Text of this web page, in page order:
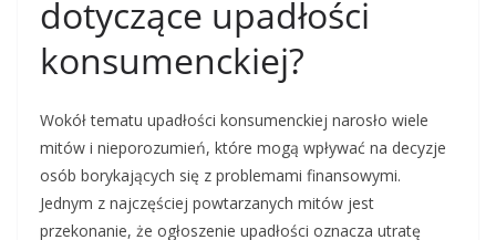
dotyczące upadłości
konsumenckiej?
Wokół tematu upadłości konsumenckiej narosło wiele
mitów i nieporozumień, które mogą wpływać na decyzje
osób borykających się z problemami finansowymi.
Jednym z najczęściej powtarzanych mitów jest
przekonanie, że ogłoszenie upadłości oznacza utratę